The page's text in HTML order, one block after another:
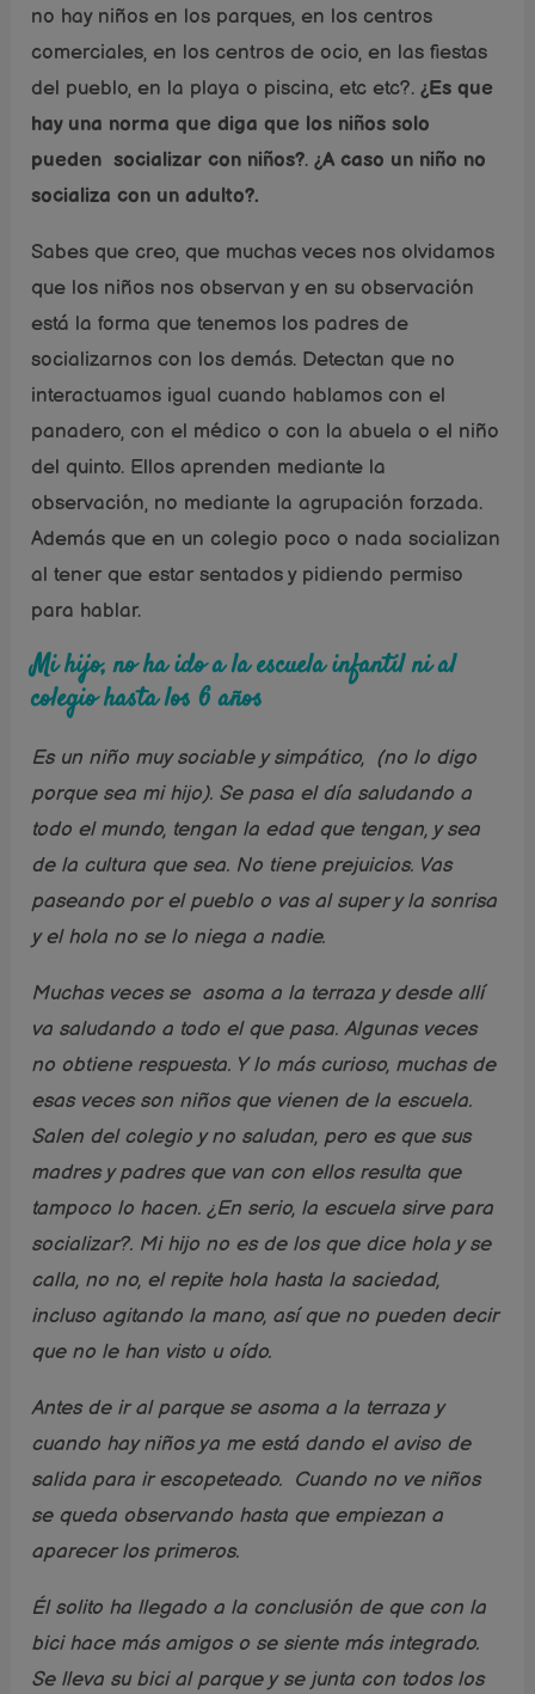
no hay niños en los parques, en los centros
comerciales, en los centros de ocio, en las fiestas
del pueblo, en la playa o piscina, etc etc?.¿Es que
hay una norma que diga que los niños solo
pueden socializar con niños?.¿A caso un niño no
socializa con un adulto?.
Sabes que creo, que muchas veces nos olvidamos
que los niños nos observan y en su observación
está la forma que tenemos los padres de
socializarnos con los demás. Detectan que no
interactuamos igual cuando hablamos con el
panadero, con el médico o con la abuela o el niño
del quinto. Ellos aprenden mediante la
observación, no mediante la agrupación forzada.
Además que en un colegio poco o nada socializan
al tener que estar sentados y pidiendo permiso
para hablar.
Mi hijo, no ha ido a la escuela infantil ni al
colegio hasta los 6 años
Es un niño muy sociable y simpático, (no lo digo
porque sea mi hijo). Se pasa el día saludando a
todo el mundo, tengan la edad que tengan, y sea
de la cultura que sea. No tiene prejuicios. Vas
paseando por el pueblo o vas al super y la sonrisa
y el hola no se lo niega a nadie.
Muchas veces se asoma a la terraza y desde allí
va saludando a todo el que pasa. Algunas veces
no obtiene respuesta. Y lo más curioso, muchas de
esas veces son niños que vienen de la escuela.
Salen del colegio y no saludan, pero es que sus
madres y padres que van con ellos resulta que
tampoco lo hacen. ¿En serio, la escuela sirve para
socializar?. Mi hijo no es de los que dice hola y se
calla, no no, el repite hola hasta la saciedad,
incluso agitando la mano, así que no pueden decir
que no le han visto u oído.
Antes de ir al parque se asoma a la terraza y
cuando hay niños ya me está dando el aviso de
salida para ir escopeteado. Cuando no ve niños
se queda observando hasta que empiezan a
aparecer los primeros.
Él solito ha llegado a la conclusión de que con la
bici hace más amigos o se siente más integrado.
Se lleva su bici al parque y se junta con todos los